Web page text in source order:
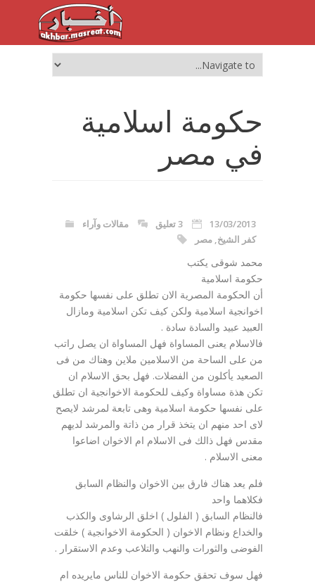
حكومة اسلامية
في مصر
13/03/2013 3 تعليق
مقالات وآراء
كفر الشيخ, مصر
محمد شوقى يكتب
حكومة اسلامية
أن الحكومة المصرية الان تطلق على نفسها حكومة
اخوانجية اسلامية ولكن كيف تكن اسلامية ومازال
العبيد عبيد والسادة سادة .
فالاسلام يعنى المساواة فهل المساواة ان يصل راتب
من على الساحة من الاسلامين ملاين وهناك من فى
الصعيد يأكلون من الفضلات. فهل بحق الاسلام ان
تكن هذة مساواة وكيف للحكومة الاخوانجية ان تطلق
على نفسها حكومة اسلامية وهى تابعة لمرشد لايصح
لاى احد منهم ان يتخذ قرار من ذاتة والمرشد لديهم
مقدس فهل ذالك فى الاسلام ام الاخوان اضاعوا
معنى الاسلام .
فلم يعد هناك فارق بين الاخوان والنظام السابق
فكلاهما واحد
فالنظام السابق ( الفلول ) اخلق الرشاوى والكذب
والخداع ونظام الاخوان ( الحكومة الاخوانجية ) خلقت
الفوضى والثورات والنهب والتلاعب وعدم الاستقرار .
فهل سوف تحقق حكومة الاخوان للناس مايريده ام